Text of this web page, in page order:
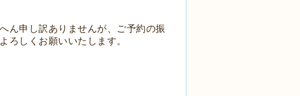
ん申し訳ありませんが、ご予約の振
ろしくお願いいたします。